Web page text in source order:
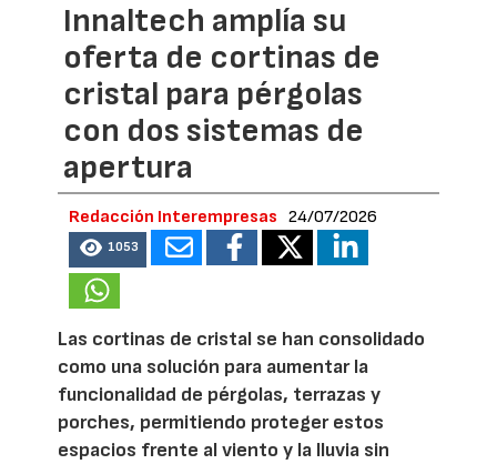
Innaltech amplía su
oferta de cortinas de
cristal para pérgolas
con dos sistemas de
apertura
Redacción Interempresas 24/07/2026
1053
Las cortinas de cristal se han consolidado
como una solución para aumentar la
funcionalidad de pérgolas, terrazas y
porches, permitiendo proteger estos
espacios frente al viento y la lluvia sin